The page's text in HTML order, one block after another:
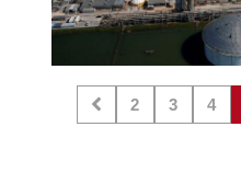
2 3 4